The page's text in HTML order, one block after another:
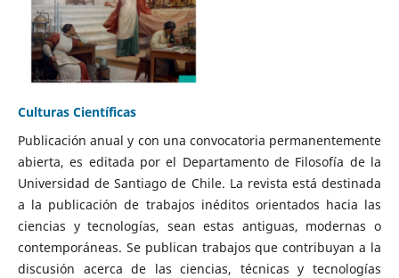
Culturas Científicas
Publicación anual y con una convocatoria permanentemente
abierta, es editada por el Departamento de Filosofía de la
Universidad de Santiago de Chile. La revista está destinada
a la publicación de trabajos inéditos orientados hacia las
ciencias y tecnologías, sean estas antiguas, modernas o
contemporáneas. Se publican trabajos que contribuyan a la
discusión acerca de las ciencias, técnicas y tecnologías